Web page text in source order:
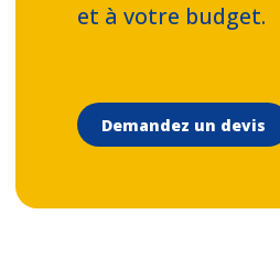
et à votre budget.
Demandez un devis